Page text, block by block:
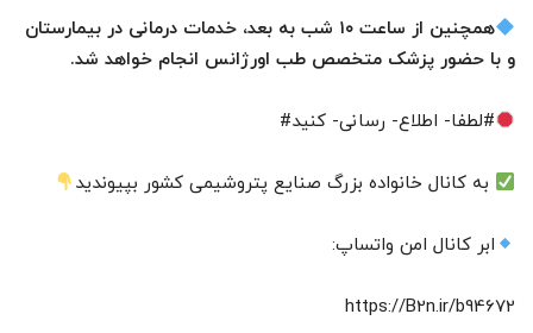
همچنین از ساعت ۱۰ شب به بعد، خدمات درمانی در بیمارستان
و با حضور پزشک متخصص طب اورژانس انجام خواهد شد.
#لطفا- اطلاع- رسانی- کنید#
به کانال خانواده بزرگ صنایع پتروشیمی کشور بپیوندید
ابر کانال امن واتساپ:
https://B2n.ir/b94672